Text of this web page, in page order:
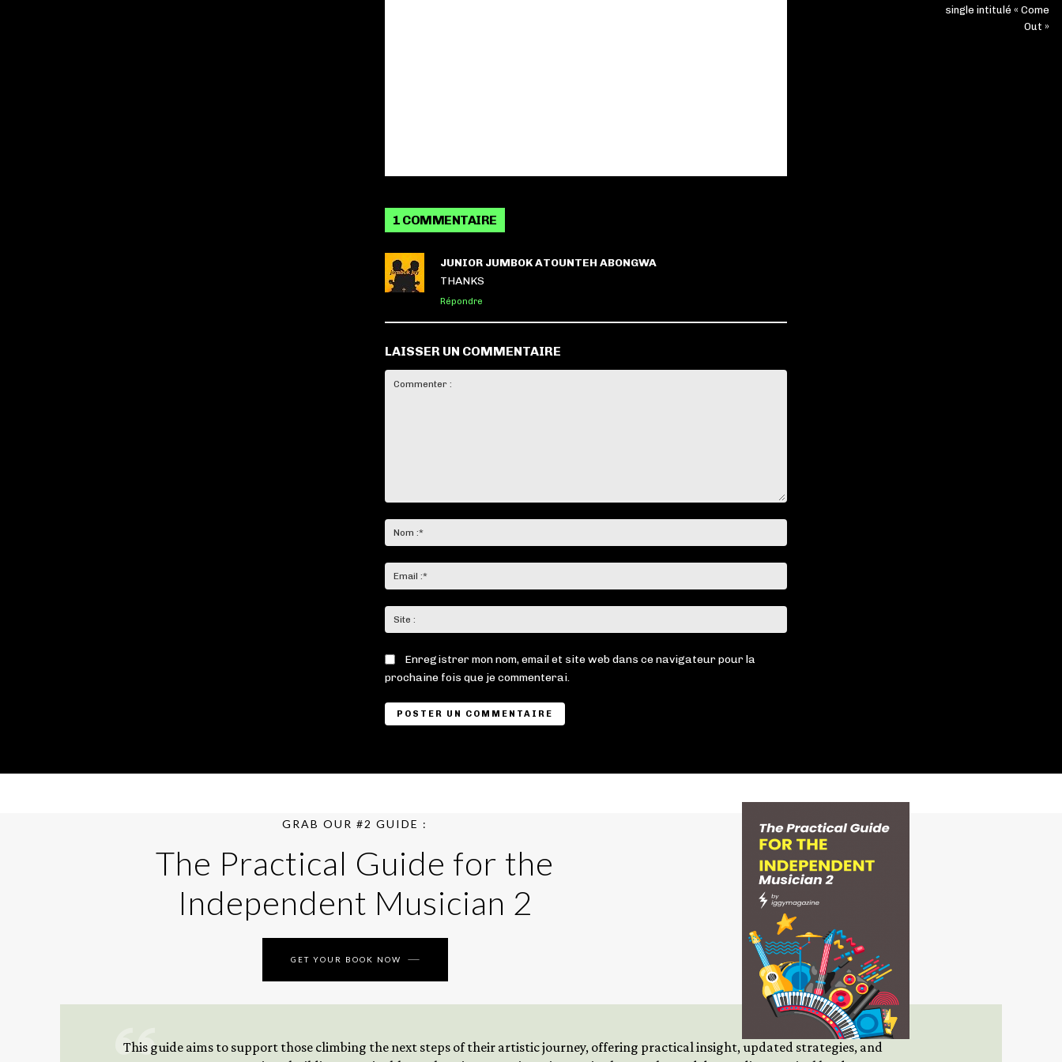
1 COMMENTAIRE
JUNIOR JUMBOK ATOUNTEH ABONGWA
THANKS
Répondre
LAISSER UN COMMENTAIRE
:*
:*
:
Enregistrer mon nom, email et site web dans ce navigateur pour la
prochaine fois que je commenterai.
single intitulé « Come
Out »
GRAB OUR #2 GUIDE :
The Practical Guide for the
Independent Musician 2
GET YOUR BOOK NOW
This guide aims to support those climbing the next steps of their artistic journey, offering practical insight, updated strategies, and